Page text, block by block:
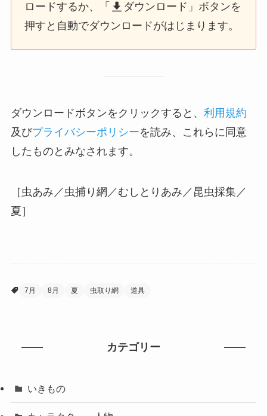
ロードするか、「
ダウンロード」ボタンを
押すと自動でダウンロードがはじまります。
ダウンロードボタンをクリックすると、 利用規約
及びプライバシーポリシーを読み、これらに同意
したものとみなされます。
［虫あみ／虫捕り網／むしとりあみ／昆虫採集／
夏］
7月 8月 夏 虫取り網 道具
カテゴリー
いきもの